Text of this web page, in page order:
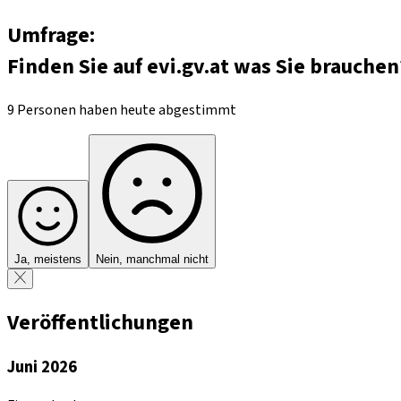
Umfrage:
Finden Sie auf evi.gv.at was Sie
9 Personen haben heute abgestimmt
Ja, meistens Nein, manchmal nicht
Veröffentlichungen
Juni 2026